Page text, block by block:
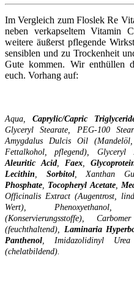
Im Vergleich zum Floslek Re
neben verkapseltem Vitamin
weitere äußerst pflegende
sensiblen und zu Trockenheit
Gute kommen. Wir enthüllen
euch. Vorhang auf:
Aqua,Caprylic/Capric
Glyceryl Stearate, PEG-100
Amygdalus Dulcis Oil
Fettalkohol, pflegend), Glyceryl
Aleuritic Acid, Faex,
Lecithin
Sorbitol, Xanthan
Phosphate
Tocopheryl Acetate,
Officinalis Extract (Augentrost,
Wert), Phenoxyethanol,
(Konservierungsstoffe),
(feuchthaltend), Laminaria
Panthenol , Imidazolidinyl Urea
(chelatbildend).